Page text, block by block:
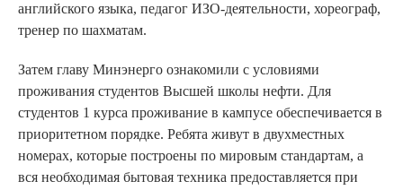
английского языка, педагог ИЗО-деятельности, хореограф,
тренер по шахматам.
Затем главу Минэнерго ознакомили с условиями
проживания студентов Высшей школы нефти. Для
студентов 1 курса проживание в кампусе обеспечивается в
приоритетном порядке. Ребята живут в двухместных
номерах, которые построены по мировым стандартам, а
вся необходимая бытовая техника предоставляется при